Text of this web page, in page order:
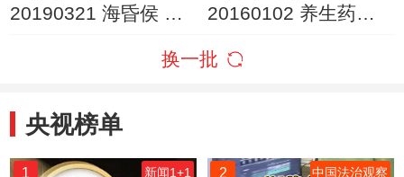
20190321 海昏侯 第
20160102 养生药酒
换一批
央视榜单
1 新闻1+1 2 中国法治观察